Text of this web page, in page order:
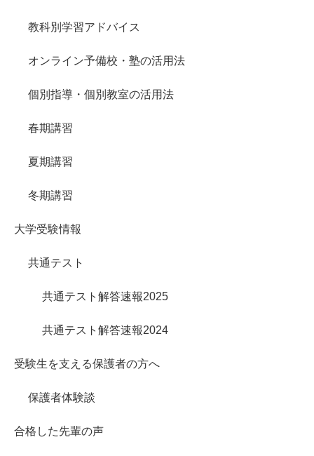
教科別学習アドバイス
オンライン予備校・塾の活用法
個別指導・個別教室の活用法
春期講習
夏期講習
冬期講習
大学受験情報
共通テスト
共通テスト解答速報2025
共通テスト解答速報2024
受験生を支える保護者の方へ
保護者体験談
合格した先輩の声